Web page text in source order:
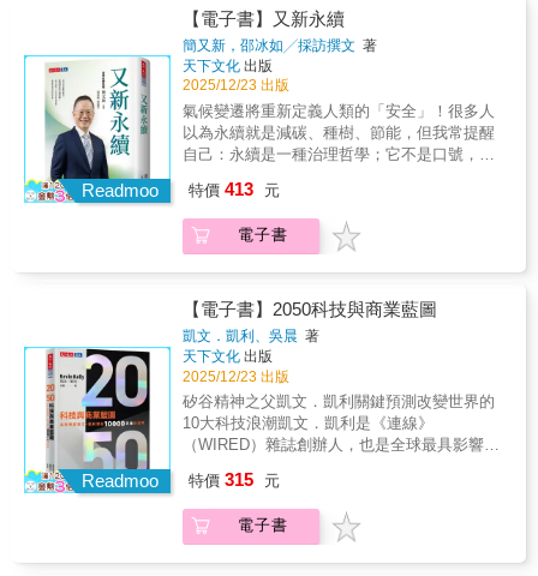
箭。——莎拉．弗里爾（Sarah Frier），
《Instagram 崛起的內幕與代價》（No Filter）
作者 《馬斯克的X帝國》是一部細膩且引人入
勝的紀錄，講述全球最關鍵的通訊平台之一，
如何在一場單相思變調後成為附帶損害。寇
特．華格納揭露了權力如何從一位億萬富翁轉
移到另一位手中令人震驚的新細節，並對推特
艾蜜莉．張（Emily Chang），暢銷書《男子烏
托邦：打破矽谷男孩俱樂部》（Brotopia）作
者、彭博社節目《The Circuit》主持人
役，而這一切都讓言論自由的概念懸於一線。
——尼克．比爾頓（Nick Bilton），《孵化推
特》（Hatching Twitter）作者、《浮華世界》
（Vanity Fair）特派記者 如果你想了解史上最
強大的社群網路之一，是如何變成一場如此戲
劇性的企業災難，你必須閱讀寇特．華格納這
部深度報導的內幕故事。《馬斯克的X帝國》給
了馬斯克一個警示：經營推特可不是製造火
箭。——莎拉．弗里爾（Sarah Frier），
作者 《馬斯克的X帝國》是一部細膩且引人入
勝的紀錄，講述全球最關鍵的通訊平台之一，
如何在一場單相思變調後成為附帶損害。寇
移到另一位手中令人震驚的新細節，並對推特
（現稱為 X）能否獲救提出了全新見解。——
艾蜜莉．張（Emily Chang），暢銷書《男子烏
托邦：打破矽谷男孩俱樂部》（Brotopia）作
者、彭博社節目《The Circuit》主持人推薦
Miula｜「M觀點」創辦人文森說書｜YouTuber
／Podcaster抹布Moboo｜「科技工作講」主持
《美股投資學》作者程世嘉｜iKala共同創辦人
暨董事長黃晨皓Kim｜阿金！人生進化中葛如鈞
（寶博士）｜現任不分區立法委員盛讚推薦
（依首字筆畫排序）
者的廚房與鏡前，她親眼見證一場改變人類身
體的全球實驗。當瘦瘦針讓丹麥製藥公司諾和
諾德（Novo Nordisk）成為全歐洲最有價值的
企業時，她決定走進這場「奇蹟」的核心
&mdash;&mdash;揭開GLP-1藥物（瘦瘦針）
背後的發展史，採訪被遺忘的GLP-1發現者，
記錄早期用藥者的身體與心理變化，也凝視那
些在醫療與資本夾縫中掙扎的真實生命。
而更糟的是：儘管它正在取得進展，但它與其
宣稱的目標（複製人類智慧）之間的距離並沒
有縮小。要理解這個矛盾，必須同時探討「人
類智慧」本身的本質。人類智慧並不只是解決
問題的能力，而是一種評斷與判斷，體現在我
們如何面對各種情境。人類智慧本質上帶有規
範性，類似倫理或美學的判斷，因此難以完全
類設定的問題，並不真正理解情境。這正是AI
的侷限，但同時也是它能發揮作用的地方：協
助我們解決更多實際而緊迫的問題。因此，AI
而可靠的輔助系統，而非擁有「類人思維」的
虛擬人格。人工智慧為我們提供支援，這應該
仍然是其目標，而不是尋求等於甚至超越人類
智慧的不連貫的目標。人類需要溫順、強大和
多功能的工具，而不是具有非人性認知形式的
偽人。本書所要探討的，是當今工智慧的概念
基礎。我們將試圖理解，哪些理論資源成了糧
解自然智慧帶來了哪些進展；當前這個企圖面
界……。本書解開智慧概念的雙重面貌，以及
迷思的消散。
中學到了什麼？這些成就代表了哪些進步？下
一步可能為何？AI的未來方向為何？我們希望
AI往哪裡去？人工智慧的關鍵概念其實在前幾
個世紀的哲學，特別是霍布斯與萊布尼茲的著
作、以及亞里斯多德一路迄至布爾和弗雷格的
邏輯學傳統裡，早已醞釀成形。艾倫．圖靈承
此遺緒，使其開花結果，促成了當代無與倫比
的技術與科學變革：電腦科學及其進階分支──
人工智慧。人工智慧，不論其形式為何、發展
強大工具，而不是追求與人類智慧競爭甚至超
越。人工智慧在21世紀迎來重大突破，但其運
作原理仍不透明，這些進步尚未被完全理解，
而且距離「重現人類智慧」的理想仍然迢遙。
而更糟的是：儘管它正在取得進展，但它與其
宣稱的目標（複製人類智慧）之間的距離並沒
有縮小。要理解這個矛盾，必須同時探討「人
類智慧」本身的本質。人類智慧並不只是解決
問題的能力，而是一種評斷與判斷，體現在我
們如何面對各種情境。人類智慧本質上帶有規
範性，類似倫理或美學的判斷，因此難以完全
界定。人工系統所謂的「智慧」其實只處理人
類設定的問題，並不真正理解情境。這正是AI
的侷限，但同時也是它能發揮作用的地方：協
助我們解決更多實際而緊迫的問題。因此，AI
Readmoo
【電子書】又新永續
簡又新，邵冰如╱採訪撰文 著
天下文化 出版
2025/12/23 出版
氣候變遷將重新定義人類的「安全」！很多人
以為永續就是減碳、種樹、節能，但我常提醒
自己：永續是一種治理哲學；它不是口號，而
走過八十年的歲月，簡又新從立委、環保署
長、交通部長、外交部長等轉身，選擇永續做
為人生下半場的戰場。他為了心中的理念，曾
續之路上，他不畏雜音，始終追隨著前方那道
願景的亮光，踽踽獨行。這樣的堅持，在二十
年後換來台灣在永續領域的亮眼成績。因為簡
又新，台灣成為世界地圖上一個不容忽視的綠
色之國！本書是簡又新的永續旅程紀錄，讓我
們看見這條道路的險峻，卻又反映出簡又新如
何懷抱信念，帶領台灣往共好的方向前進。不
僅是台灣耕耘永續的故事，也是留給下一個世
代最真摯的指引。永續不是終點，而是開始這
己：「這樣做，對地球與他人有益嗎？」․重新
思考「人與自然關係」的哲學。․每一個文化的
改變，都是從個人的選擇開始。․立志為地球做
特價 413 元
電子書
Readmoo
【電子書】2050科技與商業藍圖
凱文．凱利、吳晨 著
天下文化 出版
2025/12/23 出版
矽谷精神之父凱文．凱利關鍵預測改變世界的
10大科技浪潮凱文．凱利是《連線》
（WIRED）雜誌創辦人，也是全球最具影響力
網路、共享經濟與人工智慧的崛起。如今再次
以宏觀視野，描繪2050年的人類生活。他根據
AI、鏡像世界、腦機介面等頂尖技術的發展，
特價 315 元
電子書